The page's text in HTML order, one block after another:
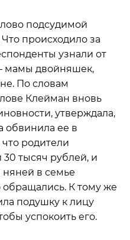
подсудимой
происходило за
узнали от
мамы двойняшек,
По словам
Клейман вновь
утверждала,
обвинила ее в
родители
тысяч рублей, и
в семье
К тому же
подушку к лицу
успокоить его.